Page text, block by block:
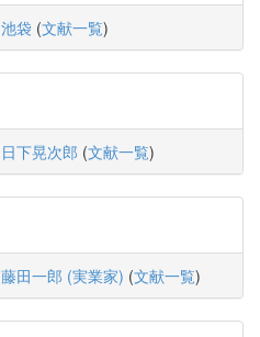
池袋 (文献一覧)
日下晃次郎 (文献一覧)
藤田一郎 (実業家) (文献一覧)